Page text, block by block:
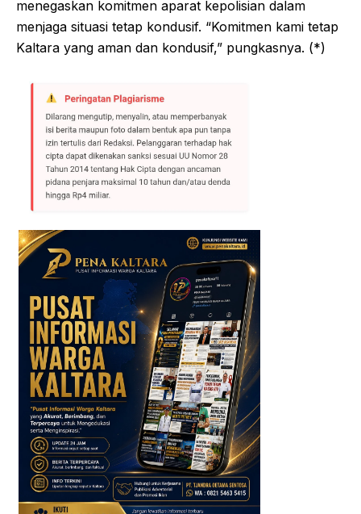
menegaskan komitmen aparat kepolisian dalam
menjaga situasi tetap kondusif. “Komitmen kami tetap
Kaltara yang aman dan kondusif,” pungkasnya. (*)